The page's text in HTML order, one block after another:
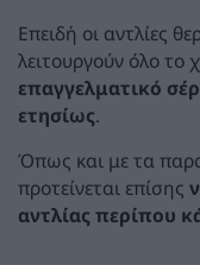
Επειδή οι αντλίες
λειτουργούν όλο το
επαγγελματικό
ετησίως.
Όπως και με τα
προτείνεται επίσης
αντλίας περίπου